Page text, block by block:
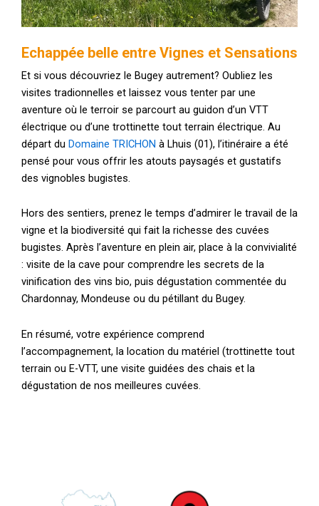
Echappée belle entre Vignes et Sensations
Et si vous découvriez le Bugey autrement? Oubliez les
visites tradionnelles et laissez vous tenter par une
aventure où le terroir se parcourt au guidon d’un VTT
électrique ou d’une trottinette tout terrain électrique. Au
départ du Domaine TRICHON à Lhuis (01), l’itinéraire a été
pensé pour vous offrir les atouts paysagés et gustatifs
des vignobles bugistes.
Hors des sentiers, prenez le temps d’admirer le travail de la
vigne et la biodiversité qui fait la richesse des cuvées
bugistes. Après l’aventure en plein air, place à la convivialité
: visite de la cave pour comprendre les secrets de la
vinification des vins bio, puis dégustation commentée du
Chardonnay, Mondeuse ou du pétillant du Bugey.
En résumé, votre expérience comprend
l’accompagnement, la location du matériel (trottinette tout
terrain ou E-VTT, une visite guidées des chais et la
dégustation de nos meilleures cuvées.